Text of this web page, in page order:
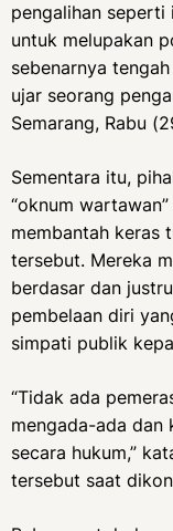
pengalihan seperti
untuk melupakan
sebenarnya
ujar seorang
Semarang, Rabu
Sementara itu,
“oknum
membantah keras
tersebut. Mereka
berdasar dan
pembelaan diri
simpati publik
“Tidak ada
mengada-ada dan
secara hukum,”
tersebut saat